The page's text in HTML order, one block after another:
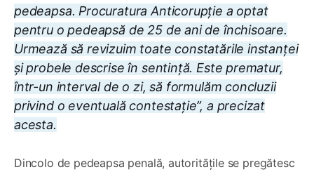
pedeapsa. Procuratura Anticorupție a optat
pentru o pedeapsă de 25 de ani de închisoare.
Urmează să revizuim toate constatările instanței
și probele descrise în sentință. Este prematur,
într-un interval de o zi, să formulăm concluzii
privind o eventuală contestație”, a precizat
acesta.
Dincolo de pedeapsa penală, autoritățile se pregătesc